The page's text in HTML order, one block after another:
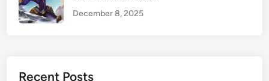
December 8, 2025
Recent Posts